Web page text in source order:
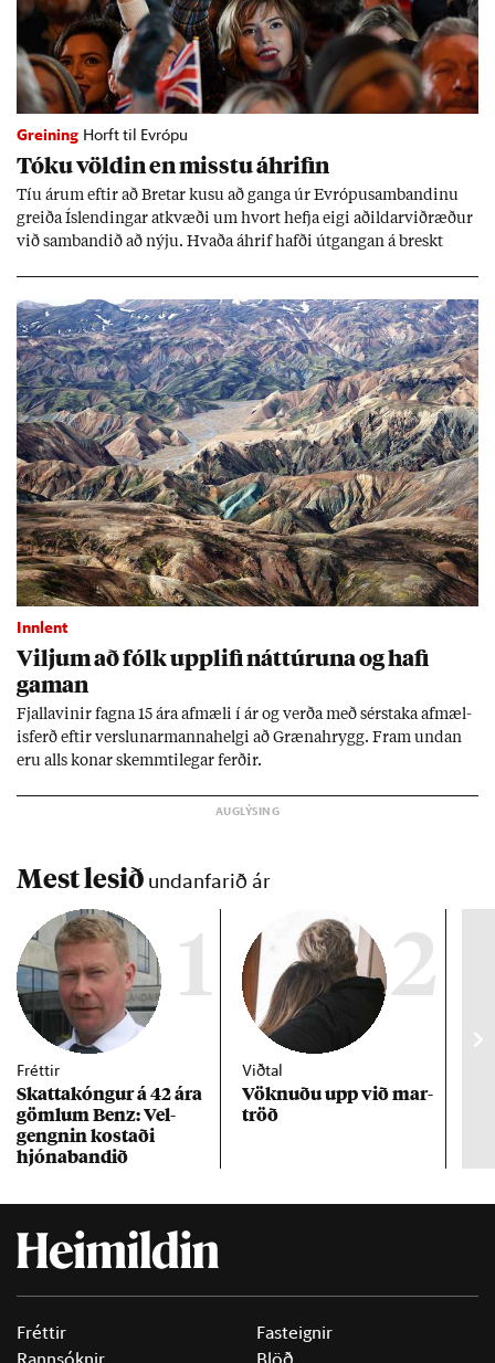
Greining Horft til Evrópu
Tóku völd­in en misstu áhrif­in
Tíu ár­um eft­ir að Bret­ar kusu að ganga úr Evr­ópu­sam­band­inu
greiða Ís­lend­ing­ar at­kvæði um hvort hefja eigi að­ild­ar­við­ræð­ur
við sam­band­ið að nýju. Hvaða áhrif hafði út­gang­an á breskt
Innlent
Vilj­um að fólk upp­lifi nátt­úr­una og hafi
gam­an
Fjalla­vin­ir fagna 15 ára af­mæli í ár og verða með sér­staka af­mæl­
is­ferð eft­ir versl­un­ar­manna­helgi að Græna­hrygg. Fram und­an
eru alls kon­ar skemmti­leg­ar ferð­ir.
Mest lesið undanfarið ár
1
Fréttir
Skattakóng­ur á 42 ára
göml­um Benz: Vel­
gengn­in kostaði
hjóna­band­ið
2
Viðtal
Vökn­uðu upp við mar­
tröð
Fréttir
Fasteignir